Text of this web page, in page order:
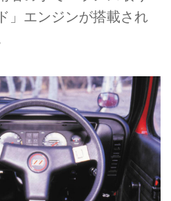
」エンジンが搭載され